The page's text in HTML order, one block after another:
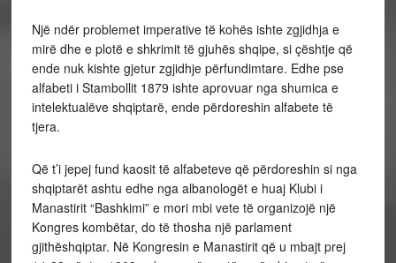
Një ndër problemet imperative të kohës ishte zgjidhja e
mirë dhe e plotë e shkrimit të gjuhës shqipe, si çështje që
ende nuk kishte gjetur zgjidhje përfundimtare. Edhe pse
alfabeti i Stambollit 1879 ishte aprovuar nga shumica e
intelektualëve shqiptarë, ende përdoreshin alfabete të
tjera.
Që t’i jepej fund kaosit të alfabeteve që përdoreshin si nga
shqiptarët ashtu edhe nga albanologët e huaj Klubi i
Manastirit “Bashkimi” e mori mbi vete të organizojë një
Kongres kombëtar, do të thosha një parlament
gjithëshqiptar. Në Kongresin e Manastirit që u mbajt prej